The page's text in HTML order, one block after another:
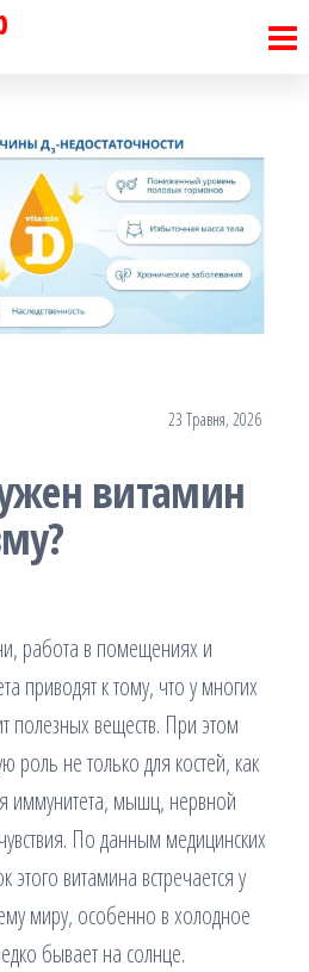
23 Травня, 2026
витамин
работа в помещениях и
приводят к тому, что у многих
полезных веществ. При этом
роль не только для костей, как
иммунитета, мышц, нервной
По данным медицинских
этого витамина встречается у
миру, особенно в холодное
бывает на солнце.